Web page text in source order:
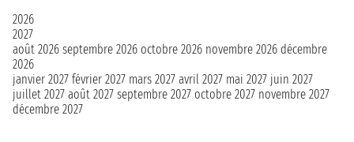
2026
2027
août 2026 septembre 2026 octobre 2026 novembre 2026 décembre
2026
janvier 2027 février 2027 mars 2027 avril 2027 mai 2027 juin 2027
juillet 2027 août 2027 septembre 2027 octobre 2027 novembre 2027
décembre 2027